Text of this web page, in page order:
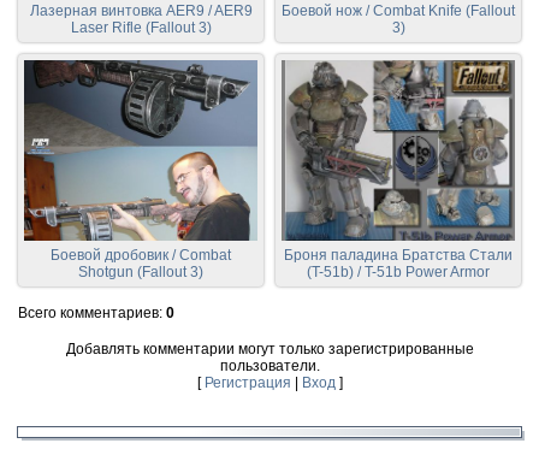
Лазерная винтовка AER9 / AER9
Laser Rifle (Fallout 3)
Боевой нож / Combat Knife (Fallout
3)
Боевой дробовик / Combat
Shotgun (Fallout 3)
Броня паладина Братства Стали
(T-51b) / T-51b Power Armor
Всего комментариев: 0
Добавлять комментарии могут только зарегистрированные
пользователи.
[ Регистрация Вход]